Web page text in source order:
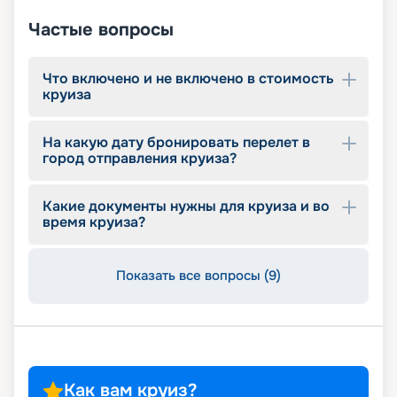
описание маршрутов, расписание отправления
на 2026 - 2027 г., обзор бесплатных услуг,
Частые вопросы
Что включено и не включено в стоимость
круиза
На какую дату бронировать перелет в
город отправления круиза?
Какие документы нужны для круиза и во
время круиза?
Показать все вопросы (9)
Как вам круиз?